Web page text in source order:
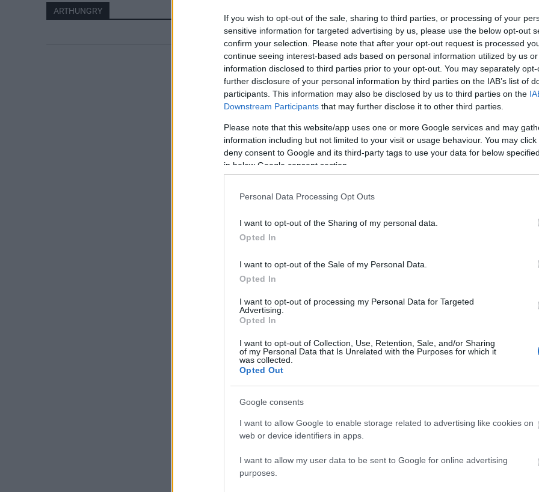
If you wish to opt-out of the sale, sharing to third parties, or processing of your
sensitive information for targeted advertising by us, please use the below opt-out
confirm your selection. Please note that after your opt-out request is processed
continue seeing interest-based ads based on personal information utilized by us
information disclosed to third parties prior to your opt-out. You may separately
further disclosure of your personal information by third parties on the IAB’s list of
participants. This information may also be disclosed by us to third parties on the
Downstream Participants that may further disclose it to other third parties.
Please note that this website/app uses one or more Google services and may
information including but not limited to your visit or usage behaviour. You may
deny consent to Google and its third-party tags to use your data for below
in below Google consent section.
Personal Data Processing Opt Outs
I want to opt-out of the Sharing of my personal data.
Opted In
I want to opt-out of the Sale of my Personal Data.
Opted In
I want to opt-out of processing my Personal Data for Targeted
Advertising.
Opted In
I want to opt-out of Collection, Use, Retention, Sale, and/or Sharing
of my Personal Data that Is Unrelated with the Purposes for which it
was collected.
Opted Out
Google consents
I want to allow Google to enable storage related to advertising like cookies on
web or device identifiers in apps.
I want to allow my user data to be sent to Google for online advertising
purposes.
ARTHUNGRY